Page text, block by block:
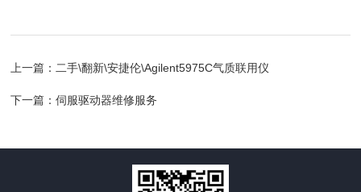
上一篇： 二手\翻新\安捷伦\Agilent5975C气质联用仪
下一篇：伺服驱动器维修服务